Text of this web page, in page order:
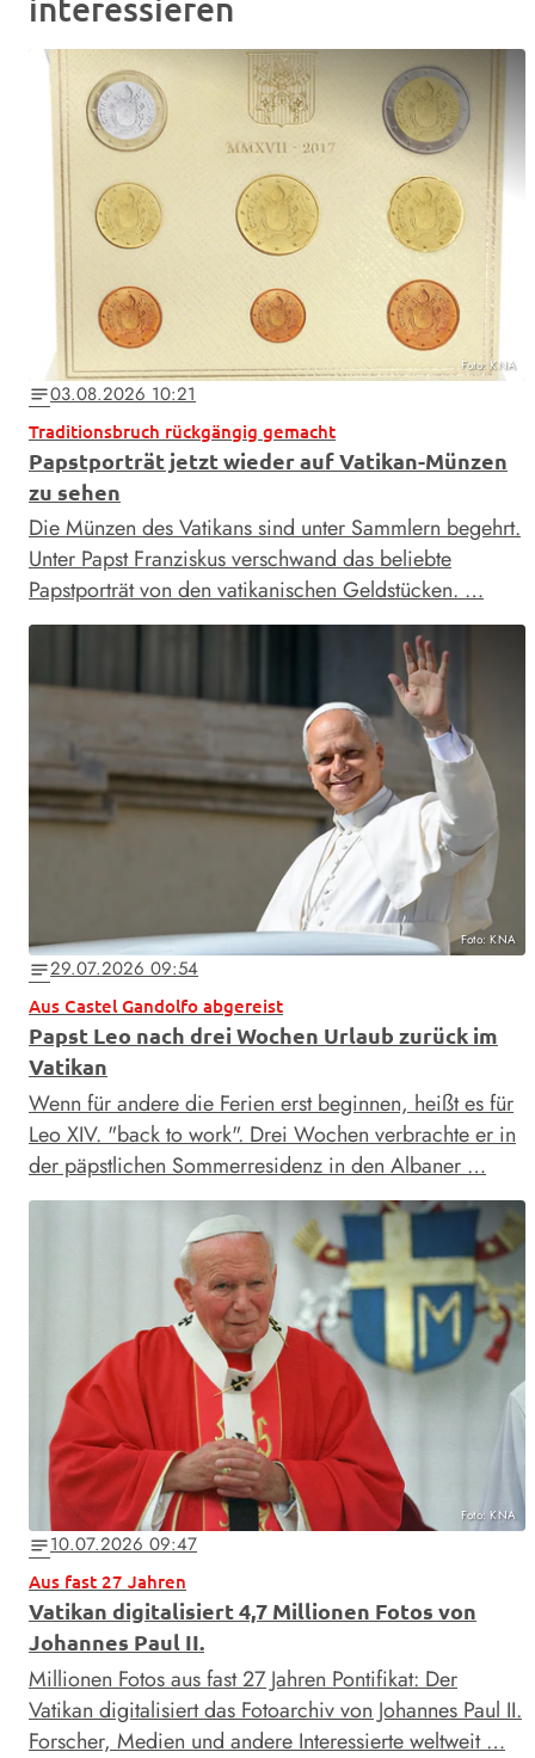
interessieren
Foto: KNA
notes03.08.2026 10:21
Traditionsbruch rückgängig gemacht
Papstporträt jetzt wieder auf Vatikan-Münzen
zu sehen
Die Münzen des Vatikans sind unter Sammlern begehrt.
Unter Papst Franziskus verschwand das beliebte
Papstporträt von den vatikanischen Geldstücken. …
Foto: KNA
notes29.07.2026 09:54
Aus Castel Gandolfo abgereist
Papst Leo nach drei Wochen Urlaub zurück im
Vatikan
Wenn für andere die Ferien erst beginnen, heißt es für
Leo XIV. "back to work". Drei Wochen verbrachte er in
der päpstlichen Sommerresidenz in den Albaner …
Foto: KNA
notes10.07.2026 09:47
Aus fast 27 Jahren
Vatikan digitalisiert 4,7 Millionen Fotos von
Johannes Paul II.
Millionen Fotos aus fast 27 Jahren Pontifikat: Der
Vatikan digitalisiert das Fotoarchiv von Johannes Paul II.
Forscher, Medien und andere Interessierte weltweit …